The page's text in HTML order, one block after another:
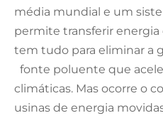
média mundial e um
permite transferir energia
tem tudo para eliminar a
fonte poluente que
climáticas. Mas ocorre o
usinas de energia